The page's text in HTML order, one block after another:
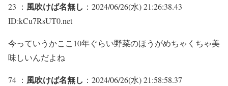
23 ： 風吹けば名無し ：2024/06/26(水) 21:26:38.43
ID:kCu7RsUT0.net
今っていうかここ10年ぐらい野菜のほうがめちゃくちゃ美
味しいんだよね
74 ： 風吹けば名無し ：2024/06/26(水) 21:58:58.37